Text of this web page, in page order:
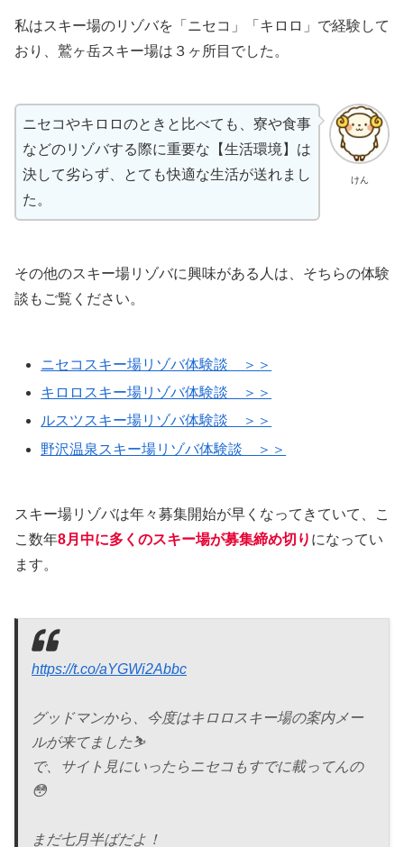
私はスキー場のリゾバを「ニセコ」「キロロ」で経験して
おり、鷲ヶ岳スキー場は３ヶ所目でした。
けん
ニセコやキロロのときと比べても、寮や食事
などのリゾバする際に重要な【生活環境】は
決して劣らず、とても快適な生活が送れまし
た。
その他のスキー場リゾバに興味がある人は、そちらの体験
談もご覧ください。
ニセコスキー場リゾバ体験談 ＞＞
キロロスキー場リゾバ体験談 ＞＞
ルスツスキー場リゾバ体験談 ＞＞
野沢温泉スキー場リゾバ体験談 ＞＞
スキー場リゾバは年々募集開始が早くなってきていて、こ
こ数年8月中に多くのスキー場が募集締め切り になってい
ます。
https://t.co/aYGWi2Abbc
グッドマンから、今度はキロロスキー場の案内メー
ルが来てました⛷️
で、サイト見にいったらニセコもすでに載ってんの
😳
まだ七月半ばだよ！